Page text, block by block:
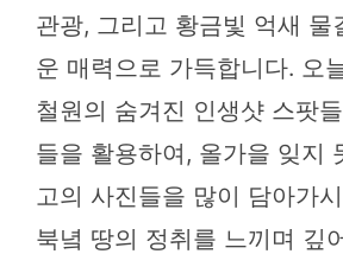
관광, 그리고 황금빛 억새 물
운 매력으로 가득합니다. 오
철원의 숨겨진 인생샷 스팟
들을 활용하여, 올가을 잊지
고의 사진들을 많이 담아가
북녘 땅의 정취를 느끼며 깊